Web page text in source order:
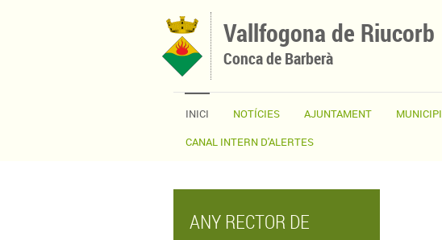
Vallfogona de Riucorb
Conca de Barberà
INICI NOTÍCIES AJUNTAMENT MUNICIPI
CANAL INTERN D'ALERTES
ANY RECTOR DE